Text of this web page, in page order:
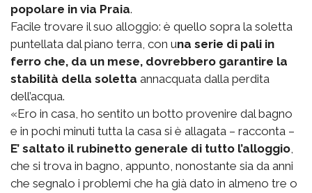
popolare in via Praia.
Facile trovare il suo alloggio: è quello sopra la soletta
puntellata dal piano terra, con una serie di pali in
ferro che, da un mese, dovrebbero garantire la
stabilità della soletta annacquata dalla perdita
dell’acqua.
«Ero in casa, ho sentito un botto provenire dal bagno
e in pochi minuti tutta la casa si è allagata – racconta –
E’ saltato il rubinetto generale di tutto l’alloggio,
che si trova in bagno, appunto, nonostante sia da anni
che segnalo i problemi che ha già dato in almeno tre o